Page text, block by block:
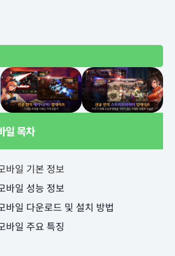
일 목차
바일 기본 정보
바일 성능 정보
바일 다운로드 및 설치 방법
바일 주요 특징